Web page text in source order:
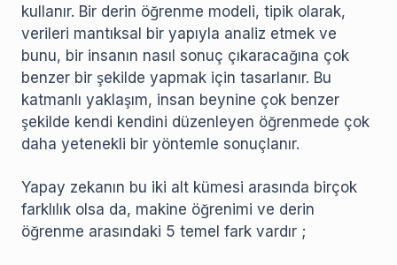
kullanır. Bir derin öğrenme modeli, tipik olarak,
verileri mantıksal bir yapıyla analiz etmek ve
bunu, bir insanın nasıl sonuç çıkaracağına çok
benzer bir şekilde yapmak için tasarlanır. Bu
katmanlı yaklaşım, insan beynine çok benzer
şekilde kendi kendini düzenleyen öğrenmede çok
daha yetenekli bir yöntemle sonuçlanır.
Yapay zekanın bu iki alt kümesi arasında birçok
farklılık olsa da, makine öğrenimi ve derin
öğrenme arasındaki 5 temel fark vardır ;